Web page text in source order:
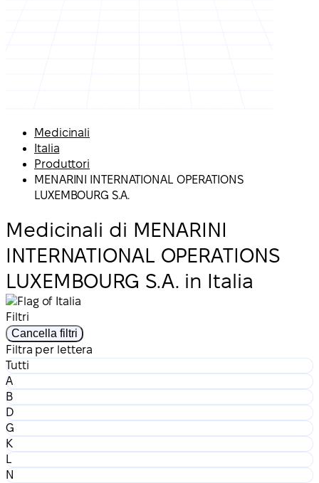
Medicinali
Italia
Produttori
MENARINI INTERNATIONAL OPERATIONS
LUXEMBOURG S.A.
Medicinali di MENARINI
INTERNATIONAL OPERATIONS
LUXEMBOURG S.A. in Italia
Filtri
Cancella filtri
Filtra per lettera
Tutti
A
B
D
G
K
L
N